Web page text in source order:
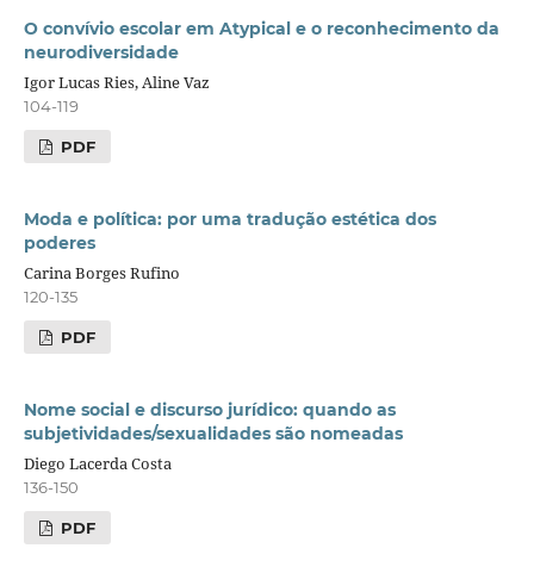
O convívio escolar em Atypical e o reconhecimento da
neurodiversidade
Igor Lucas Ries, Aline Vaz
104-119
PDF
Moda e política: por uma tradução estética dos
poderes
Carina Borges Rufino
120-135
PDF
Nome social e discurso jurídico: quando as
subjetividades/sexualidades são nomeadas
Diego Lacerda Costa
136-150
PDF